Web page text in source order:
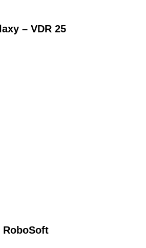
– VDR 25
RoboSoft